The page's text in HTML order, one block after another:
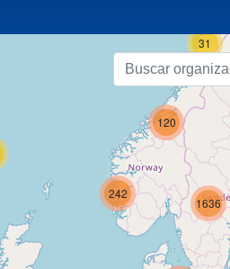
31
120
242
1636